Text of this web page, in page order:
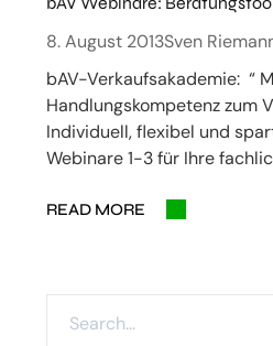
8. August 2013Sven
bAV-Verkaufsakademie: “
Handlungskompetenz zum
Individuell, flexibel und
Webinare 1-3 für Ihre
READ MORE